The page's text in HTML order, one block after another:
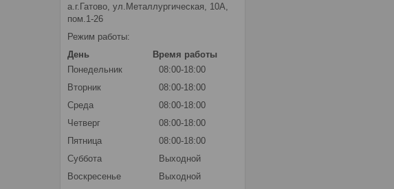
а.г.Гатово, ул.Металлургическая, 10А,
пом.1-26
Режим работы:
День
Время работы
Понедельник
08:00-18:00
Вторник
08:00-18:00
Среда
08:00-18:00
Четверг
08:00-18:00
Пятница
08:00-18:00
Суббота
Выходной
Воскресенье
Выходной